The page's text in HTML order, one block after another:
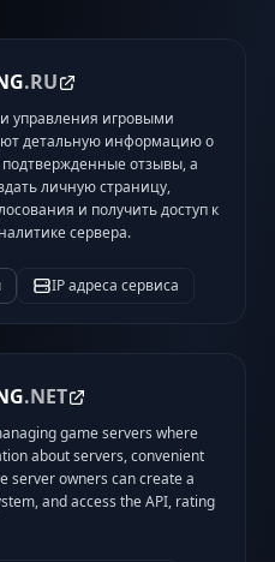
.RU
управления игровыми
детальную информацию о
отзывы, а
личную страницу,
и получить доступ к
сервера.
IP адреса сервиса
.NET
game servers where
about servers, convenient
server owners can create a
and access the API, rating